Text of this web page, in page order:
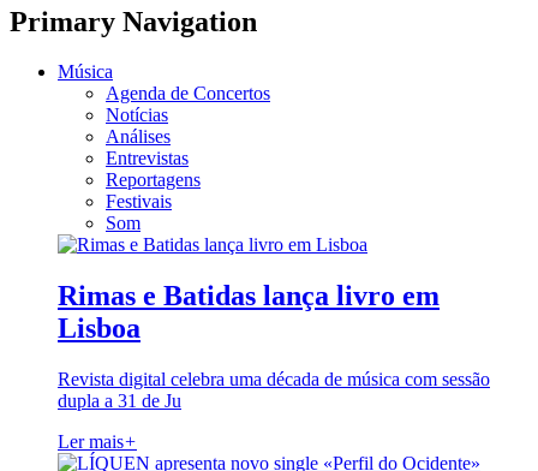
Primary Navigation
Música
Agenda de Concertos
Notícias
Análises
Entrevistas
Reportagens
Festivais
Som
Rimas e Batidas lança livro em
Lisboa
Revista digital celebra uma década de música com sessão
dupla a 31 de Ju
Ler mais+